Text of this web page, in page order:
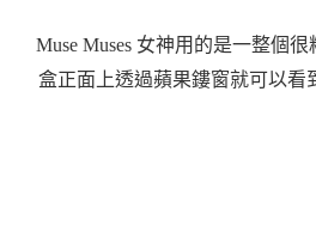
Muse Muses 女神用的是一整個
盒正面上透過蘋果鏤窗就可以看